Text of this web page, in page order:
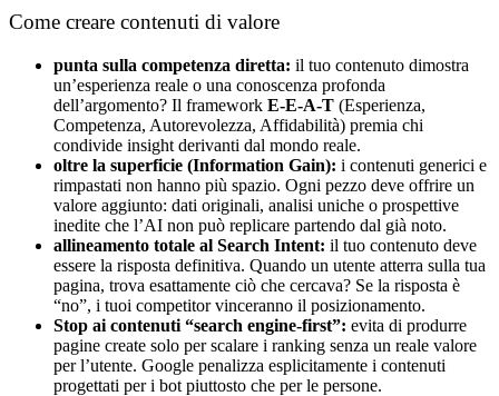
Come creare contenuti di valore
punta sulla competenza diretta: il tuo contenuto dimostra
un’esperienza reale o una conoscenza profonda
dell’argomento? Il framework E-E-A-T (Esperienza,
Competenza, Autorevolezza, Affidabilità) premia chi
condivide insight derivanti dal mondo reale.
oltre la superficie (Information Gain): i contenuti generici e
rimpastati non hanno più spazio. Ogni pezzo deve offrire un
valore aggiunto: dati originali, analisi uniche o prospettive
inedite che l’AI non può replicare partendo dal già noto.
allineamento totale al Search Intent: il tuo contenuto deve
essere la risposta definitiva. Quando un utente atterra sulla tua
pagina, trova esattamente ciò che cercava? Se la risposta è
“no”, i tuoi competitor vinceranno il posizionamento.
Stop ai contenuti “search engine-first”: evita di produrre
pagine create solo per scalare i ranking senza un reale valore
per l’utente. Google penalizza esplicitamente i contenuti
progettati per i bot piuttosto che per le persone.